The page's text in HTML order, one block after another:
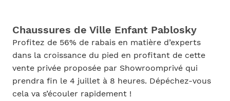
Chaussures de Ville Enfant Pablosky
Profitez de 56% de rabais en matière d’experts
dans la croissance du pied en profitant de cette
vente privée proposée par Showroomprivé qui
prendra fin le 4 juillet à 8 heures. Dépéchez-vous
cela va s’écouler rapidement !